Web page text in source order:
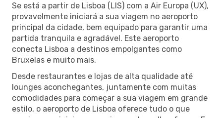
Se está a partir de Lisboa (LIS) com a Air Europa (UX),
provavelmente iniciará a sua viagem no aeroporto
principal da cidade, bem equipado para garantir uma
partida tranquila e agradável. Este aeroporto
conecta Lisboa a destinos empolgantes como
Bruxelas e muito mais.
Desde restaurantes e lojas de alta qualidade até
lounges aconchegantes, juntamente com muitas
comodidades para começar a sua viagem em grande
estilo, o aeroporto de Lisboa oferece tudo o que